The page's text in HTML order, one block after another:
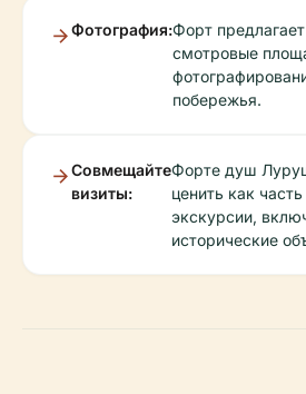
Фотография:Форт
смотровые
побережья.
Совмещайте
визиты:
Форте душ
ценить как
экскурсии,
исторические